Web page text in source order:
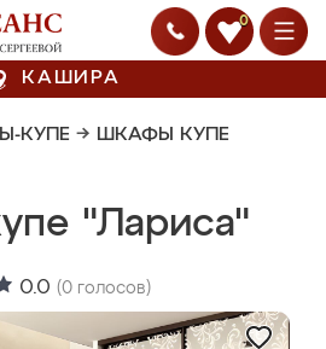
0
КАШИРА
КУПЕ → ШКАФЫ КУПЕ
"Лариса"
0.0 (0 голосов)